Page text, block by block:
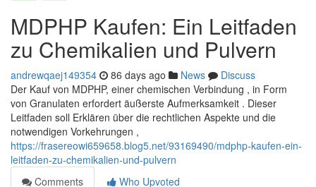
MDPHP Kaufen: Ein Leitfaden
zu Chemikalien und Pulvern
andrewqaej149354 86 days ago News
Discuss
Der Kauf von MDPHP, einer chemischen Verbindung , in Form
von Granulaten erfordert äußerste Aufmerksamkeit . Dieser
Leitfaden soll Erklären über die rechtlichen Aspekte und die
notwendigen Vorkehrungen ,
https://frasereowi659658.blog5.net/93169490/mdphp-kaufen-ein-
leitfaden-zu-chemikalien-und-pulvern
Comments
Who Upvoted